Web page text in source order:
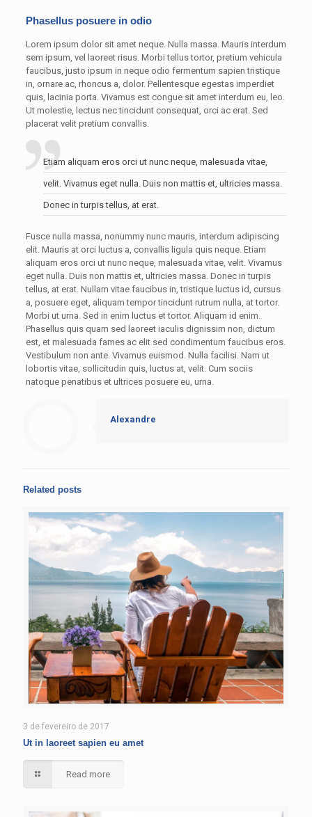
Phasellus posuere in odio
Lorem ipsum dolor sit amet neque. Nulla massa. Mauris interdum
sem ipsum, vel laoreet risus. Morbi tellus tortor, pretium vehicula
faucibus, justo ipsum in neque odio fermentum sapien tristique
in, ornare ac, rhoncus a, dolor. Pellentesque egestas imperdiet
quis, lacinia porta. Vivamus est congue sit amet interdum eu, leo.
Ut molestie, lectus nec tincidunt consequat, orci ac erat. Sed
placerat velit pretium convallis.
Etiam aliquam eros orci ut nunc neque, malesuada vitae,
velit. Vivamus eget nulla. Duis non mattis et, ultricies massa.
Donec in turpis tellus, at erat.
Fusce nulla massa, nonummy nunc mauris, interdum adipiscing
elit. Mauris at orci luctus a, convallis ligula quis neque. Etiam
aliquam eros orci ut nunc neque, malesuada vitae, velit. Vivamus
eget nulla. Duis non mattis et, ultricies massa. Donec in turpis
tellus, at erat. Nullam vitae faucibus in, tristique luctus id, cursus
a, posuere eget, aliquam tempor tincidunt rutrum nulla, at tortor.
Morbi ut urna. Sed in enim luctus et tortor. Aliquam id enim.
Phasellus quis quam sed laoreet iaculis dignissim non, dictum
est, et malesuada fames ac elit sed condimentum faucibus eros.
Vestibulum non ante. Vivamus euismod. Nulla facilisi. Nam ut
lobortis vitae, sollicitudin quis, luctus at, velit. Cum sociis
natoque penatibus et ultrices posuere eu, urna.
Alexandre
Related posts
3 de fevereiro de 2017
Ut in laoreet sapien eu amet
Read more